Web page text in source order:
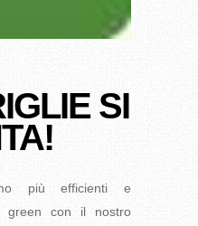
SI
più efficienti e
green con il nostro